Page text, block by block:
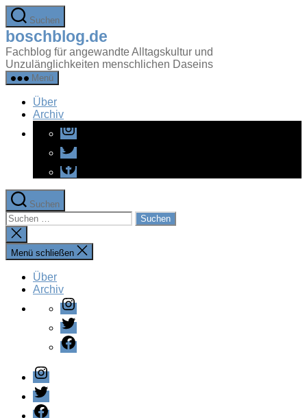
Zum
Inhalt
springen
Suchen
boschblog.de
Fachblog für angewandte Alltagskultur und
Unzulänglichkeiten menschlichen Daseins
Menü
Über
Archiv
Instagram
Twitter
Facebook
Suchen
Suchen
nach:
Suche
schließen
Menü schließen
Über
Archiv
Instagram
Twitter
Facebook
Instagram
Twitter
Facebook